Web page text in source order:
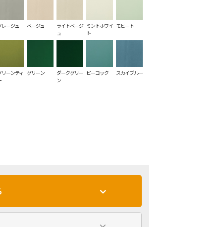
レージュ ベージュ
ライトベージ
ュ
ミントホワイ
ト
モヒート
リーンティ
グリーン
ダークグリー
ン
ピーコック スカイブルー